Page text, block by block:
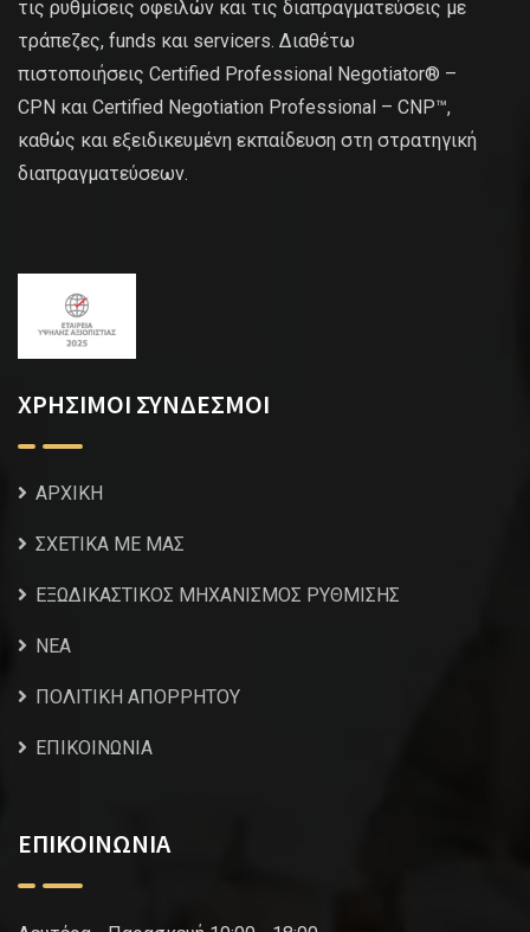
τις ρυθμίσεις οφειλών και τις διαπραγματεύσεις με
τράπεζες, funds και servicers. Διαθέτω
πιστοποιήσεις Certified Professional Negotiator® –
CPN και Certified Negotiation Professional – CNP™,
καθώς και εξειδικευμένη εκπαίδευση στη στρατηγική
διαπραγματεύσεων.
ΧΡΗΣΙΜΟΙ ΣΥΝΔΕΣΜΟΙ
ΑΡΧΙΚΗ
ΣΧΕΤΙΚΑ ΜΕ ΜΑΣ
ΕΞΩΔΙΚΑΣΤΙΚΟΣ ΜΗΧΑΝΙΣΜΟΣ ΡΥΘΜΙΣΗΣ
NEA
ΠΟΛΙΤΙΚΗ ΑΠΟΡΡΗΤΟΥ
ΕΠΙΚΟΙΝΩΝΙΑ
ΕΠΙΚΟΙΝΩΝΙΑ